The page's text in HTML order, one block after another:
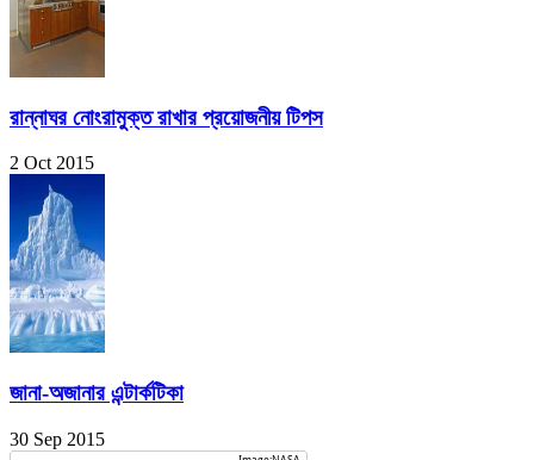
রান্নাঘর নোংরামুক্ত রাখার প্রয়োজনীয় টিপস
2 Oct 2015
জানা-অজানার এন্টার্কটিকা
30 Sep 2015